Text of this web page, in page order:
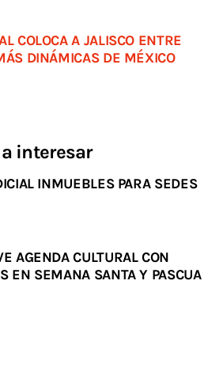
COLOCA A JALISCO ENTRE
DINÁMICAS DE MÉXICO
interesar
INMUEBLES PARA SEDES
AGENDA CULTURAL CON
EN SEMANA SANTA Y PASCUA